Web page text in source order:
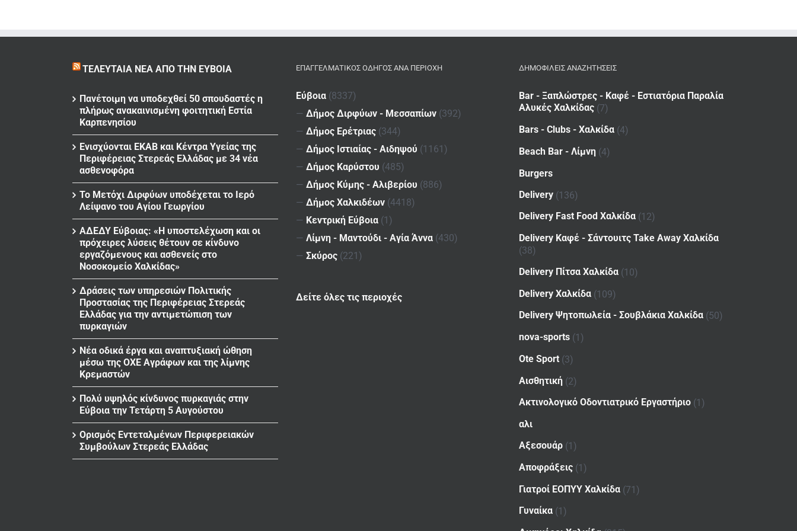
ΤΕΛΕΥΤΑΊΑ ΝΈΑ ΑΠΌ ΤΗΝ ΕΎΒΟΙΑ
Πανέτοιμη να υποδεχθεί 50 σπουδαστές η
πλήρως ανακαινισμένη φοιτητική Εστία
Καρπενησίου
Ενισχύονται ΕΚΑΒ και Κέντρα Υγείας της
Περιφέρειας Στερεάς Ελλάδας με 34 νέα
ασθενοφόρα
Το Μετόχι Διρφύων υποδέχεται το Ιερό
Λείψανο του Αγίου Γεωργίου
ΑΔΕΔΥ Εύβοιας: «Η υποστελέχωση και οι
πρόχειρες λύσεις θέτουν σε κίνδυνο
εργαζόμενους και ασθενείς στο
Νοσοκομείο Χαλκίδας»
Δράσεις των υπηρεσιών Πολιτικής
Προστασίας της Περιφέρειας Στερεάς
Ελλάδας για την αντιμετώπιση των
πυρκαγιών
Νέα οδικά έργα και αναπτυξιακή ώθηση
μέσω της ΟΧΕ Αγράφων και της λίμνης
Κρεμαστών
Πολύ υψηλός κίνδυνος πυρκαγιάς στην
Εύβοια την Τετάρτη 5 Αυγούστου
Ορισμός Εντεταλμένων Περιφερειακών
Συμβούλων Στερεάς Ελλάδας
ΕΠΑΓΓΕΛΜΑΤΙΚΌΣ ΟΔΗΓΌΣ ΑΝΆ ΠΕΡΙΟΧΉ
Εύβοια (8337)
— Δήμος Διρφύων - Μεσσαπίων (392)
— Δήμος Ερέτριας (344)
— Δήμος Ιστιαίας - Αιδηψού (1161)
— Δήμος Καρύστου (485)
— Δήμος Κύμης - Αλιβερίου (886)
— Δήμος Χαλκιδέων (4418)
— Κεντρική Εύβοια (1)
— Λίμνη - Μαντούδι - Αγία Άννα (430)
— Σκύρος (221)
Δείτε όλες τις περιοχές
ΔΗΜΟΦΙΛΕΙΣ ΑΝΑΖΗΤΗΣΕΙΣ
Bar - Ξαπλώστρες - Καφέ - Εστιατόρια Παραλία
Αλυκές Χαλκίδας (7)
Bars - Clubs - Χαλκίδα (4)
Beach Bar - Λίμνη (4)
Burgers
Delivery (136)
Delivery Fast Food Χαλκίδα (12)
Delivery Καφέ - Σάντουιτς Take Away Χαλκίδα
(38)
Delivery Πίτσα Χαλκίδα (10)
Delivery Χαλκίδα (109)
Delivery Ψητοπωλεία - Σουβλάκια Χαλκίδα (50)
nova-sports (1)
Ote Sport (3)
Αισθητική (2)
Ακτινολογικό Οδοντιατρικό Εργαστήριο (1)
αλι
Αξεσουάρ (1)
Αποφράξεις (1)
Γιατροί ΕΟΠΥΥ Χαλκίδα (71)
Γυναίκα (1)